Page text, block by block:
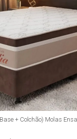
+ Colchão) Molas